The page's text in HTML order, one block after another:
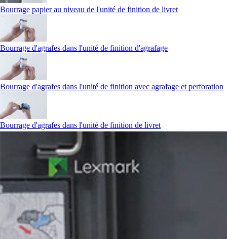
Bourrage papier au niveau de l'unité de finition de livret
Bourrage d'agrafes dans l'unité de finition d'agrafage
Bourrage d'agrafes dans l'unité de finition avec agrafage et perforation
Bourrage d'agrafes dans l'unité de finition de livret